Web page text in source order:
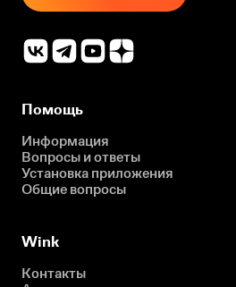
Помощь
Информация
Вопросы и ответы
Установка приложения
Общие вопросы
Wink
Контакты